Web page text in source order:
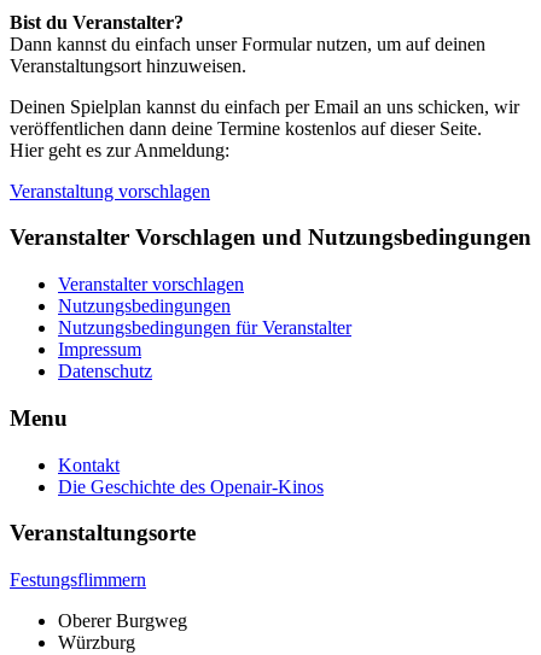
Bist du Veranstalter?
Dann kannst du einfach unser Formular nutzen, um auf deinen
Veranstaltungsort hinzuweisen.
Deinen Spielplan kannst du einfach per Email an uns schicken, wir
veröffentlichen dann deine Termine kostenlos auf dieser Seite.
Hier geht es zur Anmeldung:
Veranstaltung vorschlagen
Veranstalter Vorschlagen und Nutzungsbedingungen
Veranstalter vorschlagen
Nutzungsbedingungen
Nutzungsbedingungen für Veranstalter
Impressum
Datenschutz
Menu
Kontakt
Die Geschichte des Openair-Kinos
Veranstaltungsorte
Festungsflimmern
Oberer Burgweg
Würzburg